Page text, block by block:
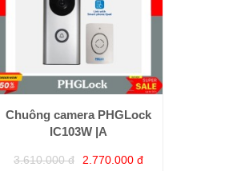
Chuông camera PHGLock
IC103W |A
3.610.000 đ 2.770.000 đ